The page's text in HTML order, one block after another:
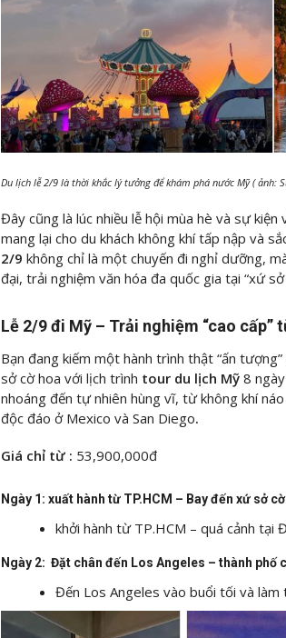
Du lịch lễ 2/9 là thời khắc lý tưởng để khám phá nước Mỹ ( ảnh:
Đây cũng là lúc nhiều lễ hội mùa hè và sự
mang lại cho du khách không khí tấp nập và
2/9 không chỉ là một chuyến đi nghỉ dưỡng,
đại, trải nghiệm văn hóa đa quốc gia tại “xứ sở
Lễ 2/9 đi Mỹ – Trải nghiệm “cao cấp”
Bạn đang kiếm một hành trình thật “ấn
sở cờ hoa với lịch trình tour du lịch Mỹ 8
nhoáng đến tự nhiên hùng vĩ, từ không khí
độc đáo ở Mexico và San Diego.
Giá chỉ từ : 53,900,000đ
Ngày 1: xuất hành từ TP.HCM – Bay đến xứ sở
khởi hành từ TP.HCM – quá cảnh tại
Ngày 2: Đặt chân đến Los Angeles – thành phố
Đến Los Angeles vào buổi tối và làm